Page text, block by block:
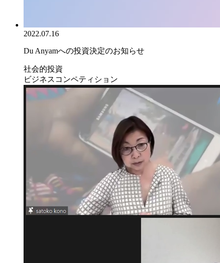
2022.07.16
Du Anyamへの投資決定のお知らせ
社会的投資
ビジネスコンペティション